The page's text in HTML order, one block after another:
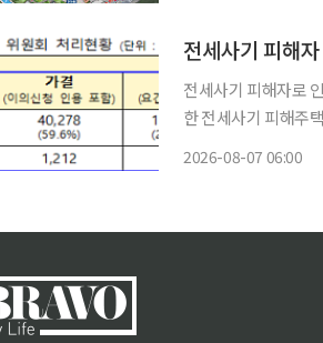
전세사기 피해
전세사기 피해자로
한 전세사기 피해주택도 1만 가구를 돌
2026-08-07 06:00